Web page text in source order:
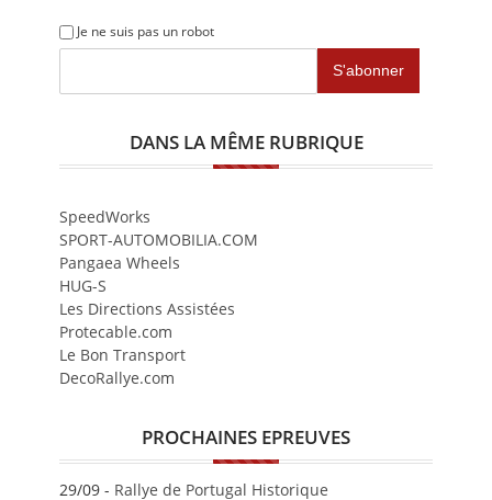
Je ne suis pas un robot
DANS LA MÊME RUBRIQUE
SpeedWorks
SPORT-AUTOMOBILIA.COM
Pangaea Wheels
HUG-S
Les Directions Assistées
Protecable.com
Le Bon Transport
DecoRallye.com
PROCHAINES EPREUVES
29/09 - Rallye de Portugal Historique